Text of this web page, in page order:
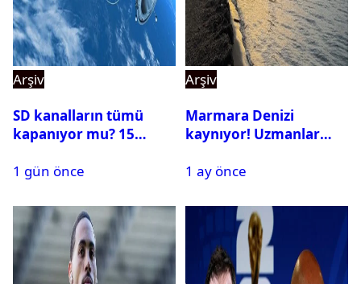
Arşiv
SD kanalların tümü
kapanıyor mu? 15
yapılacak?
1 gün önce
Arşiv
Marmara Denizi
kaynıyor! Uzmanlar
1 ay önce